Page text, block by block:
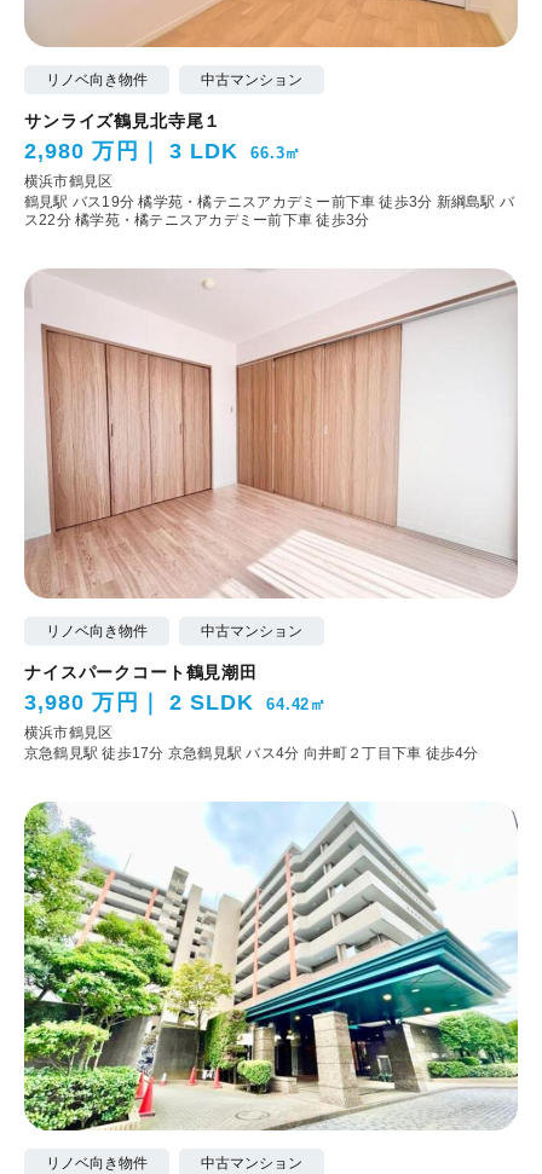
リノベ向き物件 中古マンション
サンライズ鶴見北寺尾１
2,980 万円 3 LDK 66.3㎡
横浜市鶴見区
鶴見駅 バス19分 橘学苑・橘テニスアカデミー前下車 徒歩3分 新綱島駅 バ
ス22分 橘学苑・橘テニスアカデミー前下車 徒歩3分
リノベ向き物件 中古マンション
ナイスパークコート鶴見潮田
3,980 万円 2 SLDK 64.42㎡
横浜市鶴見区
京急鶴見駅 徒歩17分 京急鶴見駅 バス4分 向井町２丁目下車 徒歩4分
リノベ向き物件 中古マンション